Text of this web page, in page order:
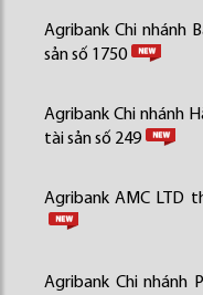
Agribank Chi nhánh
sản số 1750
Agribank Chi nhánh
tài sản số 249
Agribank AMC LTD
Agribank Chi nhánh